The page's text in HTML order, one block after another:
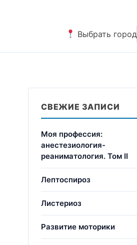
Выбрать город
СВЕЖИЕ ЗАПИСИ
Моя профессия:
анестезиология-
реаниматология. Том II
Лептоспироз
Листериоз
Развитие моторики